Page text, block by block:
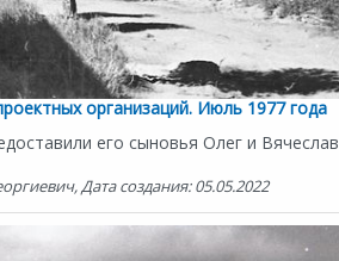
организаций. Июль 1977 года
его сыновья Олег и Вячеслав
Дата создания: 05.05.2022